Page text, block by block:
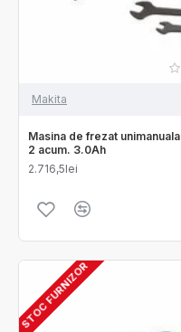
Makita
Masina de frezat
2 acum. 3.0Ah
2.716,5lei
STOC FURNIZOR